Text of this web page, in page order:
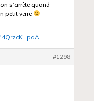
s’arrête quand
petit verre
#1298